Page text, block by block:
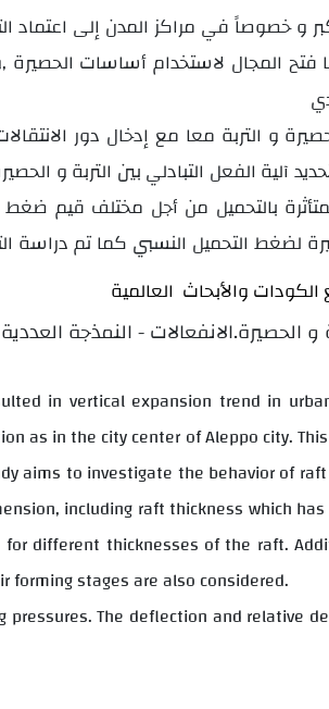
و خصوصاً في مراكز المدن إلى اعتماد
,
لضغط التحميل النسبي كما تم دراسة
– الانفعالات - النمذجة العددية.
in vertical expansion trend in
as in the city center of Aleppo city.
aims to investigate the behavior of
including raft thickness which
different thicknesses of the raft.
stages are also considered.
The deflection and relative